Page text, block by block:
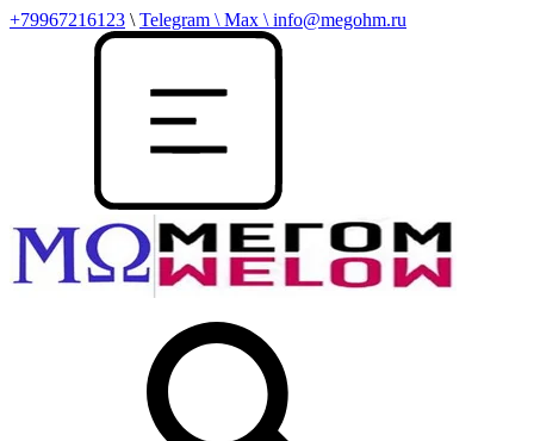
+79967216123 \ Telegram \ Max \ info@megohm.ru